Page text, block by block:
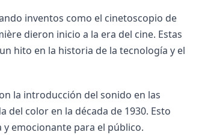
inventos como el cinetoscopio de
dieron inicio a la era del cine. Estas
hito en la historia de la tecnología y el
la introducción del sonido en las
del color en la década de 1930. Esto
emocionante para el público.